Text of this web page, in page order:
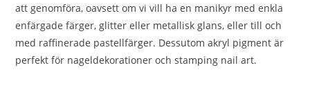
att genomföra, oavsett om vi vill ha en manikyr med enkla
enfärgade färger, glitter eller metallisk glans, eller till och
med raffinerade pastellfärger. Dessutom akryl pigment är
perfekt för nageldekorationer och stamping nail art.